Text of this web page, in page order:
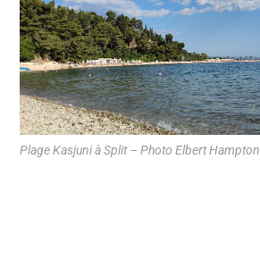
Plage Kasjuni à Split – Photo Elbert Hampton